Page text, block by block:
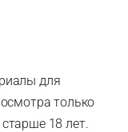
для
только
старше 18 лет.